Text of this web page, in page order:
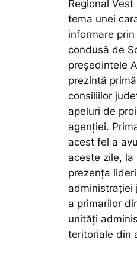
Regional
tema unei
informare
condusă de
președintele
prezintă
consiliilor
apeluri de
agenției.
acest fel a
aceste zile, la
prezența
administrației
a primarilor
unități
teritoriale din